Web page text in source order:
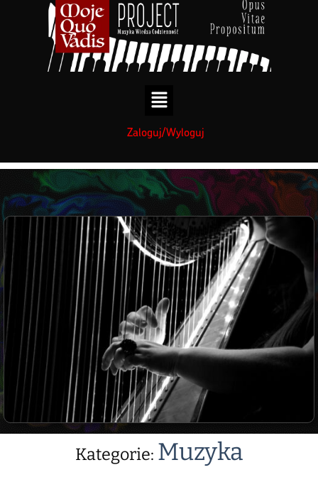
Zaloguj/Wyloguj
Strona główna » Termin wiki: Harfa
Kategorie: Muzyka